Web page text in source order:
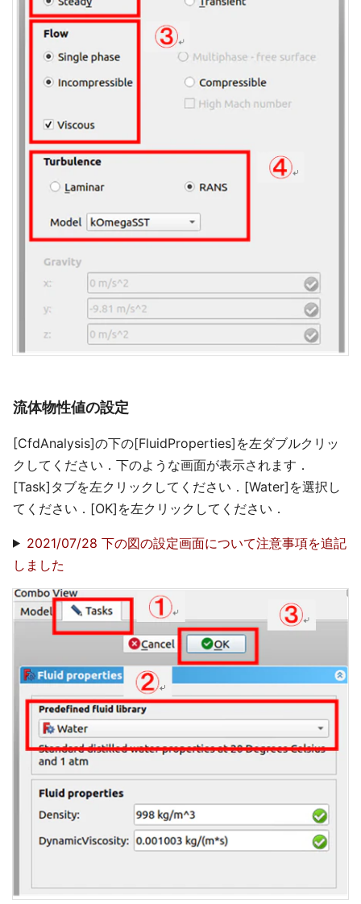
流体物性値の設定
[CfdAnalysis]の下の[FluidProperties]を左ダブルクリッ
クしてください．下のような画面が表示されます．
[Task]タブを左クリックしてください．[Water]を選択し
てください．[OK]を左クリックしてください．
2021/07/28 下の図の設定画面について注意事項を追記
しました